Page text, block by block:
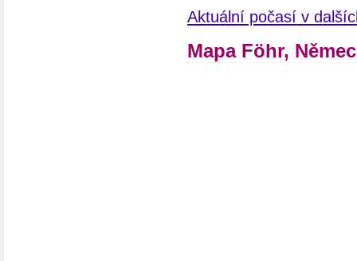
Aktuální počasí v
Mapa Föhr,